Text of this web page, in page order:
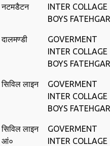
नटमडैटन
INTER COLLAGE
BOYS
दालमण्‍डी
GOVERMENT
INTER COLLAGE
BOYS
सिविल लाइन
GOVERMENT
INTER COLLAGE
BOYS
सिविल लाइन
आं०
GOVERMENT
INTER COLLAGE